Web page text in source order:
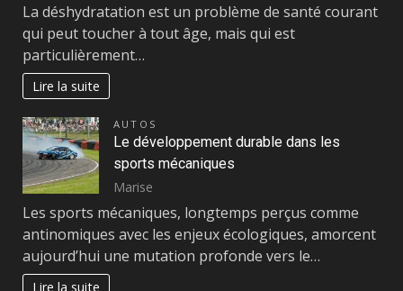
La déshydratation est un problème de santé courant
qui peut toucher à tout âge, mais qui est
particulièrement…
Lire la suite
AUTOS
Le développement durable dans les
sports mécaniques
Marise
Les sports mécaniques, longtemps perçus comme
antinomiques avec les enjeux écologiques, amorcent
aujourd’hui une mutation profonde vers le…
Lire la suite